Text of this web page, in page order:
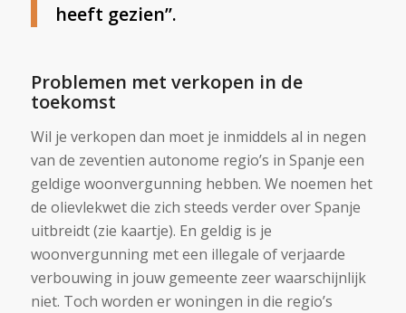
heeft gezien”.
Problemen met verkopen in de
toekomst
Wil je verkopen dan moet je inmiddels al in negen
van de zeventien autonome regio’s in Spanje een
geldige woonvergunning hebben. We noemen het
de olievlekwet die zich steeds verder over Spanje
uitbreidt (zie kaartje). En geldig is je
woonvergunning met een illegale of verjaarde
verbouwing in jouw gemeente zeer waarschijnlijk
niet. Toch worden er woningen in die regio’s